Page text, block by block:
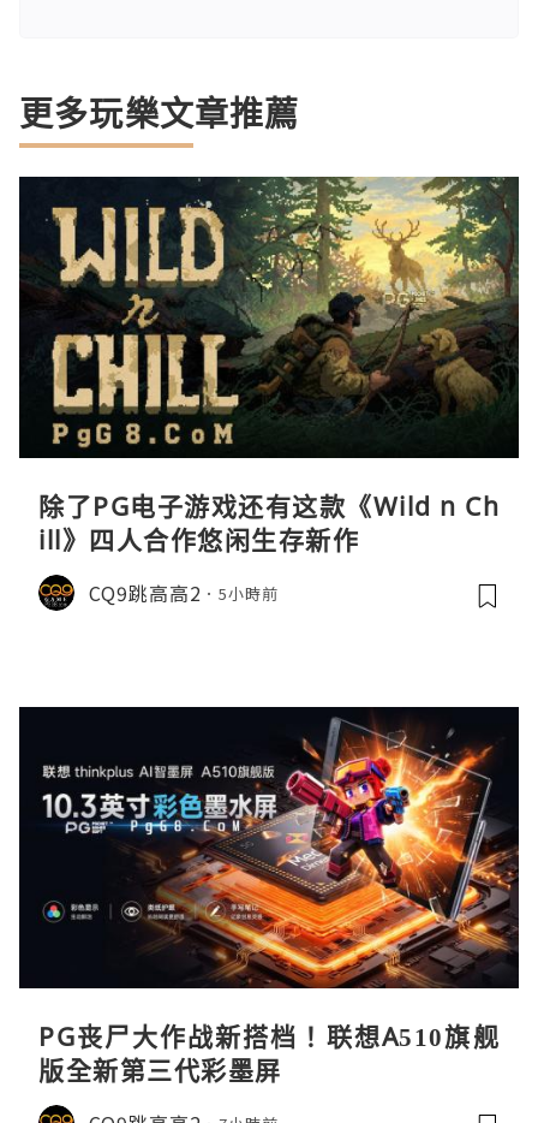
更多玩樂文章推薦
除了PG电子游戏还有这款《Wild n Ch
ill》四人合作悠闲生存新作
CQ9跳高高2 5小時前
PG丧尸大作战新搭档！联想A510旗舰
版全新第三代彩墨屏